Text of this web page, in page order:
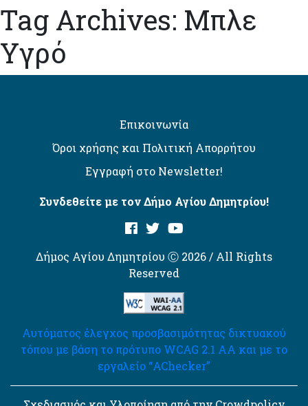
Tag Archives: Μπλε
Υγρό
Επικοινωνία
Όροι χρήσης και Πολιτική Απορρήτου
Εγγραφή στο Newsletter!
Συνδεθείτε με τον Δήμο Αγίου Δημητρίου!
Δήμος Αγίου Δημητρίου Ⓒ 2026 / All Rights
Reserved
Αυτόματος έλεγχος προσβασιμότητας δικτυακού
τόπου με βάση το πρότυπο WCAG 2.1 AA και με το
εργαλείο “AChecker”